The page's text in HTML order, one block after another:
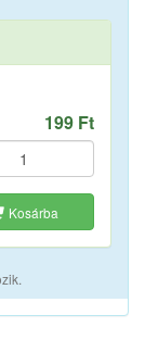
199 Ft
Kosárba